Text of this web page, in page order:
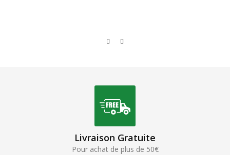
Livraison Gratuite
Pour achat de plus de 50€